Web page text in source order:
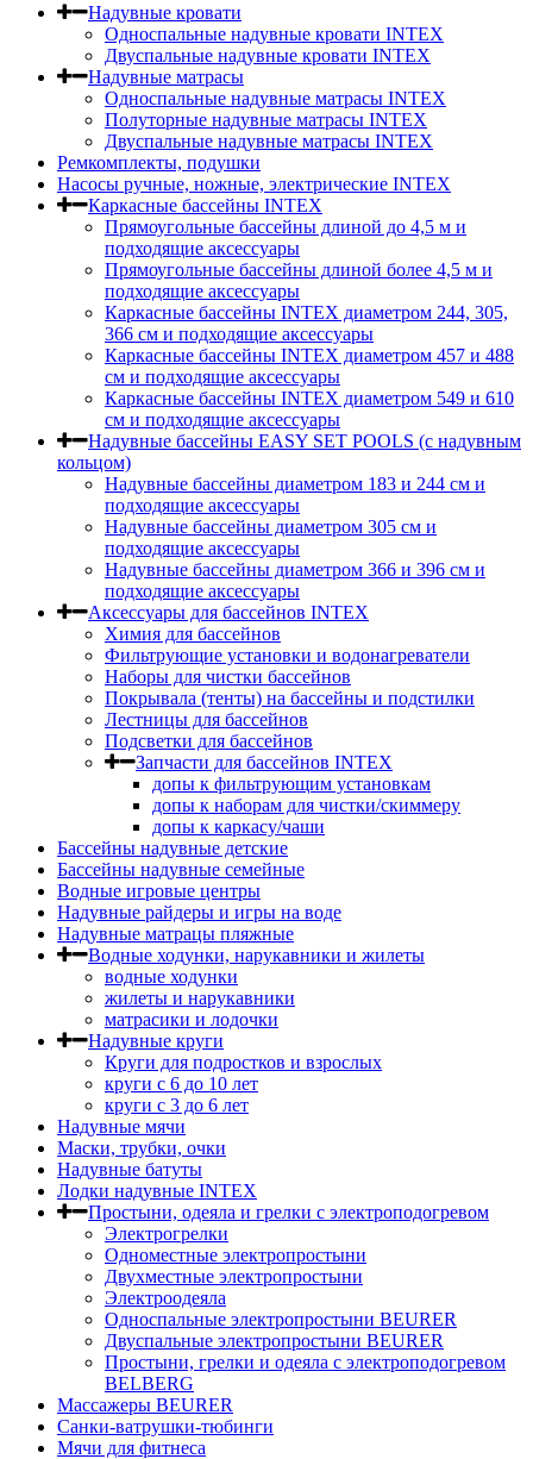
Надувные кровати
Односпальные надувные кровати INTEX
Двуспальные надувные кровати INTEX
Надувные матрасы
Односпальные надувные матрасы INTEX
Полуторные надувные матрасы INTEX
Двуспальные надувные матрасы INTEX
Ремкомплекты, подушки
Насосы ручные, ножные, электрические INTEX
Каркасные бассейны INTEX
Прямоугольные бассейны длиной до 4,5 м и
подходящие аксессуары
Прямоугольные бассейны длиной более 4,5 м и
подходящие аксессуары
Каркасные бассейны INTEX диаметром 244, 305,
366 см и подходящие аксессуары
Каркасные бассейны INTEX диаметром 457 и 488
cм и подходящие аксессуары
Каркасные бассейны INTEX диаметром 549 и 610
см и подходящие аксессуары
Надувные бассейны EASY SET POOLS (с надувным
кольцом)
Надувные бассейны диаметром 183 и 244 см и
подходящие аксессуары
Надувные бассейны диаметром 305 см и
подходящие аксессуары
Надувные бассейны диаметром 366 и 396 см и
подходящие аксессуары
Аксессуары для бассейнов INTEX
Химия для бассейнов
Фильтрующие установки и водонагреватели
Наборы для чистки бассейнов
Покрывала (тенты) на бассейны и подстилки
Лестницы для бассейнов
Подсветки для бассейнов
Запчасти для бассейнов INTEX
допы к фильтрующим установкам
допы к наборам для чистки/скиммеру
допы к каркасу/чаши
Бассейны надувные детские
Бассейны надувные семейные
Водные игровые центры
Надувные райдеры и игры на воде
Надувные матрацы пляжные
Водные ходунки, нарукавники и жилеты
водные ходунки
жилеты и нарукавники
матрасики и лодочки
Надувные круги
Круги для подростков и взрослых
круги с 6 до 10 лет
круги c 3 до 6 лет
Надувные мячи
Маски, трубки, очки
Надувные батуты
Лодки надувные INTEX
Простыни, одеяла и грелки с электроподогревом
Электрогрелки
Одноместные электропростыни
Двухместные электропростыни
Электроодеяла
Односпальные электропростыни BEURER
Двуспальные электропростыни BEURER
Простыни, грелки и одеяла с электроподогревом
BELBERG
Массажеры BEURER
Санки-ватрушки-тюбинги
Мячи для фитнеса